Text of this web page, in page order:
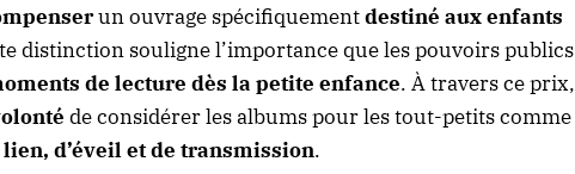
un ouvrage spécifiquementdestiné aux enfants
distinction souligne l’importance que les pouvoirs publics
de lecture dès la petite enfance. À travers ce prix,
de considérer les albums pour les tout-petits comme
d’éveil et de transmission.